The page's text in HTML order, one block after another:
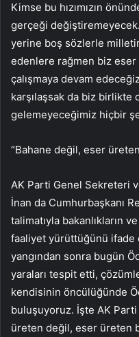
Kimse bu hızımızın
gerçeği
yerine boş sözlerle
edenlere rağmen biz
çalışmaya devam
karşılaşsak da biz
gelemeyeceğimiz hiçbir
“Bahane değil, eser
AK Parti Genel Sekreteri
İnan da Cumhurbaşkanı
talimatıyla bakanlıkların
faaliyet yürüttüğünü ifade
yangından sonra bugün
yaraları tespit etti,
kendisinin öncülüğünde
buluşuyoruz. İşte AK
üreten değil, eser üreten